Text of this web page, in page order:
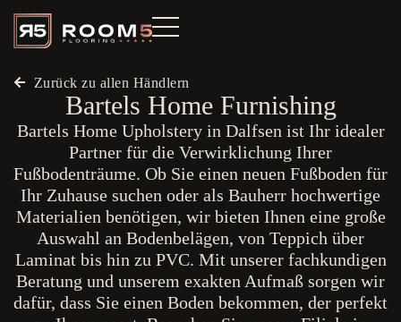
Zurück zu allen Händlern
Bartels Home Furnishing
Bartels Home Upholstery in Dalfsen ist Ihr idealer
Partner für die Verwirklichung Ihrer
Fußbodenträume. Ob Sie einen neuen Fußboden für
Ihr Zuhause suchen oder als Bauherr hochwertige
Materialien benötigen, wir bieten Ihnen eine große
Auswahl an Bodenbelägen, von Teppich über
Laminat bis hin zu PVC. Mit unserer fachkundigen
Beratung und unserem exakten Aufmaß sorgen wir
dafür, dass Sie einen Boden bekommen, der perfekt